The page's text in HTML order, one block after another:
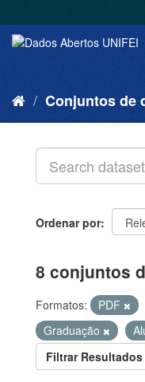
Conjuntos de
Ordenar por
8 conjuntos
Formatos: PDF
Graduação
Filtrar Resultados